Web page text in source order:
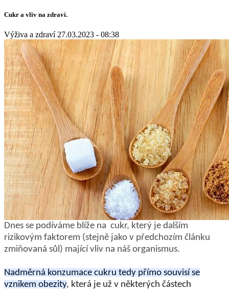
Cukr a vliv na zdraví.
Výživa a zdraví 27.03.2023 - 08:38
Dnes se podíváme blíže na cukr, který je dalším
rizikovým faktorem (stejně jako v předchozím článku
zmiňovaná sůl) mající vliv na náš organismus.
Nadměrná konzumace cukru tedy přímo souvisí se
vznikem obezity, která je už v některých částech